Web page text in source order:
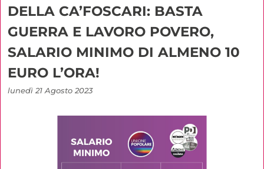
DELLA CA’FOSCARI: BASTA
GUERRA E LAVORO POVERO,
SALARIO MINIMO DI ALMENO 10
EURO L’ORA!
lunedì 21 Agosto 2023